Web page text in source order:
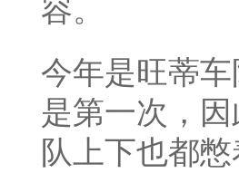
容。
今年是旺蒂
是第一次，
队上下也都